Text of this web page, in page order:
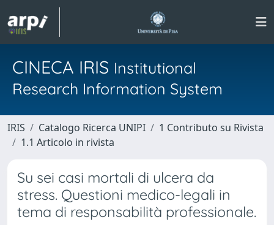
CINECA IRIS Institutional
Research Information System
IRIS Catalogo Ricerca UNIPI
1 Contributo su Rivista
1.1 Articolo in rivista
Su sei casi mortali di ulcera da
stress. Questioni medico-legali in
tema di responsabilità professionale.